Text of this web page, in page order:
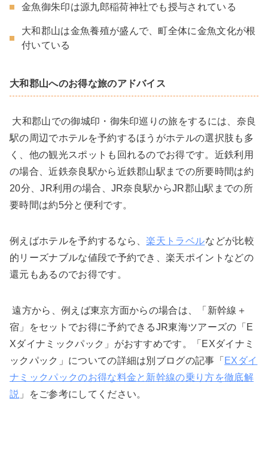
金魚御朱印は源九郎稲荷神社でも授与されている
大和郡山は金魚養殖が盛んで、町全体に金魚文化が根
付いている
大和郡山へのお得な旅のアドバイス
大和郡山での御城印・御朱印巡りの旅をするには、奈良
駅の周辺でホテルを予約するほうがホテルの選択肢も多
く、他の観光スポットも回れるのでお得です。近鉄利用
の場合、近鉄奈良駅から近鉄郡山駅までの所要時間は約
20分、JR利用の場合、JR奈良駅からJR郡山駅までの所
要時間は約5分と便利です。
例えばホテルを予約するなら、楽天トラベルなどが比較
的リーズナブルな値段で予約でき、楽天ポイントなどの
還元もあるのでお得です。
遠方から、例えば東京方面からの場合は、「新幹線＋
宿」をセットでお得に予約できるJR東海ツアーズの「E
Xダイナミックパック」がおすすめです。「EXダイナミ
ックパック」についての詳細は別ブログの記事「 EXダイ
ナミックパックのお得な料金と新幹線の乗り方を徹底解
説 」をご参考にしてください。